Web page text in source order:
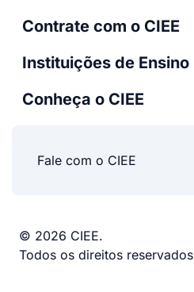
Contrate com o CIEE
Instituições de Ensino
Conheça o CIEE
Fale com o CIEE
© 2026 CIEE.
Todos os direitos reservados